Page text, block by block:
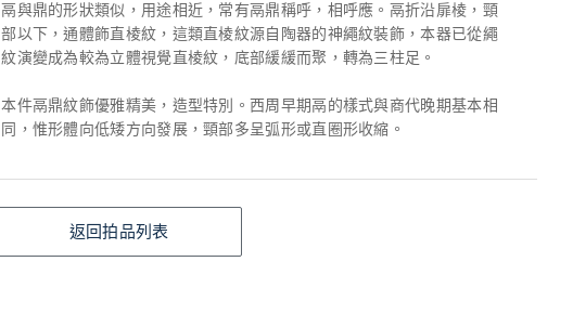
鬲與鼎的形狀類似，用途相近，常有鬲鼎稱呼，相呼應。鬲折沿扉棱，頸
部以下，通體飾直棱紋，這類直棱紋源自陶器的神繩紋裝飾，本器已從繩
紋演變成為較為立體視覺直棱紋，底部緩緩而聚，轉為三柱足。
本件鬲鼎紋飾優雅精美，造型特別。西周早期鬲的樣式與商代晚期基本相
同，惟形體向低矮方向發展，頸部多呈弧形或直圈形收縮。
返回拍品列表